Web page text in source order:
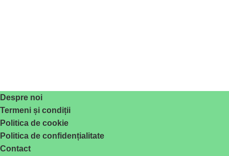
Despre noi
Termeni și condiții
Politica de cookie
Politica de confidențialitate
Contact